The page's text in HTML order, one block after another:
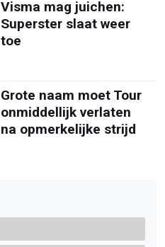
Visma mag juichen:
Superster slaat weer
toe
Grote naam moet Tour
onmiddellijk verlaten
na opmerkelijke strijd